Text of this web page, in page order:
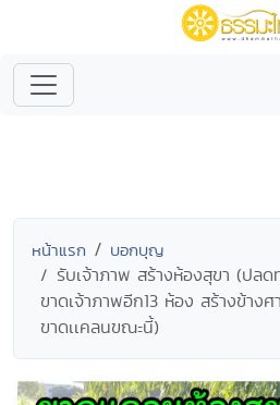
หน้าแรก บอกบุญ
รับเจ้าภาพ สร้างห้องสุขา (ปล
ขาดเจ้าภาพอีก13 ห้อง สร้างข้าง
ขาดเเคลนขณะนี้)